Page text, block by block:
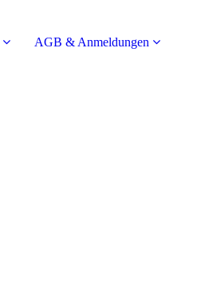
AGB & Anmeldungen